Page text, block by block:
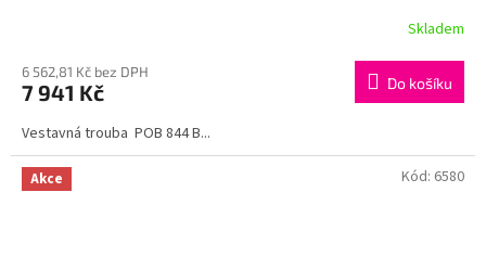
R
M
A
Skladem
6 562,81 Kč bez DPH
7 941 Kč Do košíku
Vestavná trouba POB 844 B...
Akce Kód: 6580